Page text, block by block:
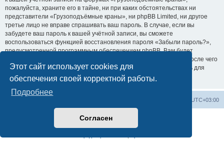
Этот сайт использует cookies для
обеспечения своей корректной работы.
Подробнее
Согласен
пожалуйста, храните его в тайне, ни при каких обстоятельствах ни
представители «Грузоподъёмные краны», ни phpBB Limited, ни другое
третье лицо не вправе спрашивать ваш пароль. В случае, если вы
забудете ваш пароль к вашей учётной записи, вы сможете
воспользоваться функцией восстановления пароля «Забыли пароль?»,
предусмотренной программным обеспечением phpBB. Вам будет
необходимо ввести ваше имя пользователя и ваш адрес email, после чего
программное обеспечение phpBB сгенерирует вам новый пароль для
вашей учётной записи.
UTC+03:00
Создано на основеphpBB® Forum Software © phpBB Limited
Русская поддержка phpBB